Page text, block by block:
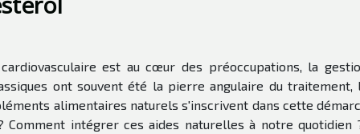
est au cœur des préoccupations, la
ont souvent été la pierre angulaire du
alimentaires naturels s'inscrivent dans cette
intégrer ces aides naturelles à notre quotidien